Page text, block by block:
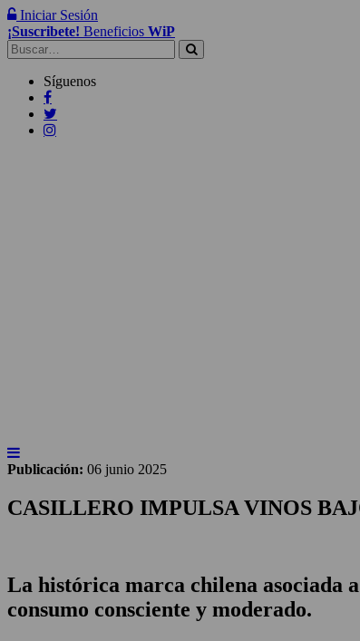
Iniciar Sesión
¡Suscribete! Beneficios WiP
Buscar:
Síguenos
Publicación: 06 junio 2025
CASILLERO IMPULSA VINOS
La histórica marca chilena asociada
consumo consciente y moderado.